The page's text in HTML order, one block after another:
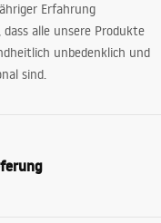
Erfahrung
alle unsere Produkte
unbedenklich und
sind.